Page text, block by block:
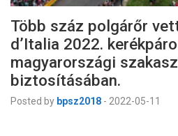
Több száz polgárőr
d’Italia 2022.
magyarországi
biztosításában.
Posted by bpsz2018 - 2022-05-11